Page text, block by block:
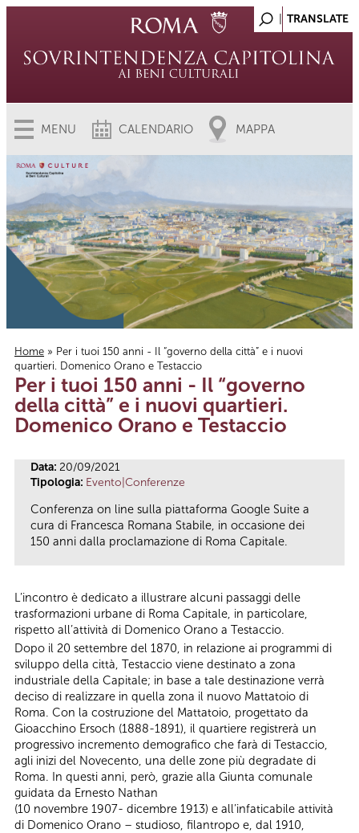
MENU CALENDARIO MAPPA
Tu sei qui
Home » Per i tuoi 150 anni - Il “governo della città” e i nuovi
quartieri. Domenico Orano e Testaccio
Per i tuoi 150 anni - Il “governo
della città” e i nuovi quartieri.
Domenico Orano e Testaccio
Data: 20/09/2021
Tipologia: Evento|Conferenze
Conferenza on line sulla piattaforma Google Suite a
cura di Francesca Romana Stabile, in occasione dei
150 anni dalla proclamazione di Roma Capitale.
L’incontro è dedicato a illustrare alcuni passaggi delle
trasformazioni urbane di Roma Capitale, in particolare,
rispetto all’attività di Domenico Orano a Testaccio.
Dopo il 20 settembre del 1870, in relazione ai programmi di
sviluppo della città, Testaccio viene destinato a zona
industriale della Capitale; in base a tale destinazione verrà
deciso di realizzare in quella zona il nuovo Mattatoio di
Roma. Con la costruzione del Mattatoio, progettato da
Gioacchino Ersoch (1888-1891), il quartiere registrerà un
progressivo incremento demografico che farà di Testaccio,
agli inizi del Novecento, una delle zone più degradate di
Roma. In questi anni, però, grazie alla Giunta comunale
guidata da Ernesto Nathan
(10 novembre 1907- dicembre 1913) e all’infaticabile attività
di Domenico Orano – studioso, filantropo e, dal 1910,